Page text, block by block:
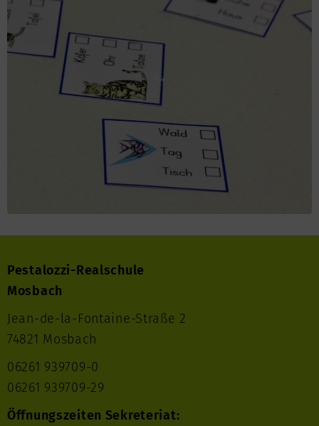
Pestalozzi-Realschule
Mosbach
Jean-de-la-Fontaine-Straße 2
74821 Mosbach
06261 939709-0
06261 939709-29
Öffnungszeiten Sekreteriat: